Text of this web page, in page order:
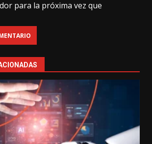
para la próxima vez que